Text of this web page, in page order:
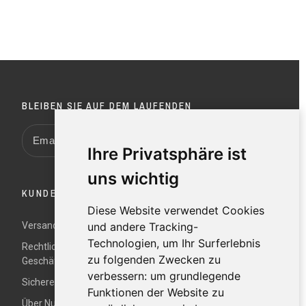
Ihre Privatsphäre ist
uns wichtig
Diese Website verwendet Cookies
und andere Tracking-
Technologien, um Ihr Surferlebnis
zu folgenden Zwecken zu
verbessern: um grundlegende
Funktionen der Website zu
BLEIBEN SIE AUF DEM LAUFENDEN
KUNDENDIENST
Versand und Rücksendungen
Rechtliche Hinweise und Allgemeine
Geschäftsbedingungen
Sichere Zahlung
Über Nur